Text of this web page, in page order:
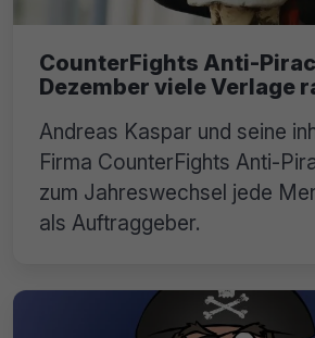
CounterFights Anti-
Dezember viele Verlage
Andreas Kaspar und seine
Firma CounterFights Anti-
zum Jahreswechsel jede
als Auftraggeber.